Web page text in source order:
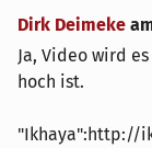
Dirk Deimeke
Ja, Video wird
hoch ist.
"Ikhaya":http://